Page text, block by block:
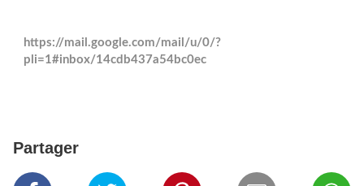
https://mail.google.com/mail/u/0/?
pli=1#inbox/14cdb437a54bc0ec
Partager